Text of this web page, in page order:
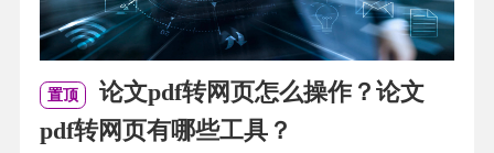
置顶
论文pdf转网页怎么操作？论文
pdf转网页有哪些工具？